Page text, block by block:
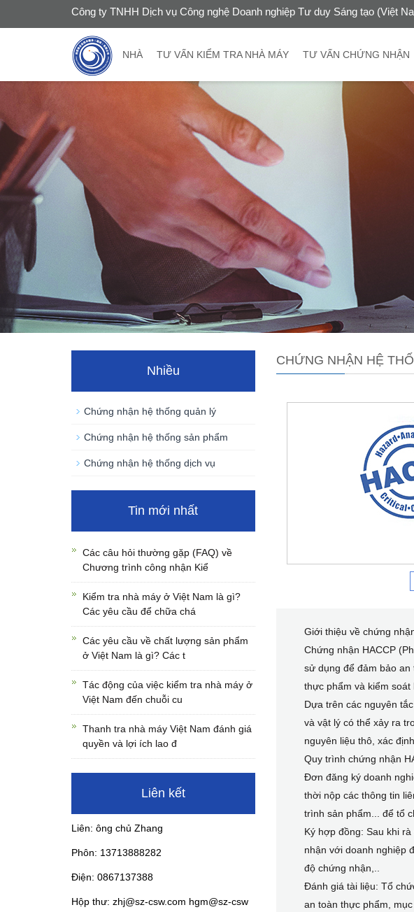
Công ty TNHH Dịch vụ Công nghệ Doanh nghiệp Tư duy Sáng tạo (Việt
NHÀ TƯ VẤN KIỂM TRA NHÀ MÁY TƯ VẤN CHỨNG NHẬN
CHỨNG NHẬN HỆ
Giới thiệu về chứng
Chứng nhận HACCP
sử dụng để đảm bảo
thực phẩm và kiểm
Dựa trên các nguyên
và vật lý có thể xảy ra
nguyên liệu thô, xác
Quy trình chứng nhận
Đơn đăng ký doanh
thời nộp các thông tin
trình sản phẩm... để tổ
Ký hợp đồng: Sau khi
nhận với doanh nghiệp
độ chứng nhận,..
Đánh giá tài liệu: Tổ
an toàn thực phẩm,
Nhiều
Chứng nhận hệ thống quản lý
Chứng nhận hệ thống sản phẩm
Chứng nhận hệ thống dịch vụ
Tin mới nhất
Các câu hỏi thường gặp (FAQ) về
Chương trình công nhận Kiể
Kiểm tra nhà máy ở Việt Nam là gì?
Các yêu cầu để chữa chá
Các yêu cầu về chất lượng sản phẩm
ở Việt Nam là gì? Các t
Tác động của việc kiểm tra nhà máy ở
Việt Nam đến chuỗi cu
Thanh tra nhà máy Việt Nam đánh giá
quyền và lợi ích lao đ
Liên kết
Liên: ông chủ Zhang
Phôn: 13713888282
Điện: 0867137388
Hộp thư: zhj@sz-csw.com hgm@sz-csw